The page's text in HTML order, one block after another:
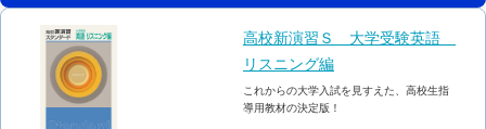
高校新演習Ｓ 大学受験英語
リスニング編
これからの大学入試を見すえた、高校生指
導用教材の決定版！